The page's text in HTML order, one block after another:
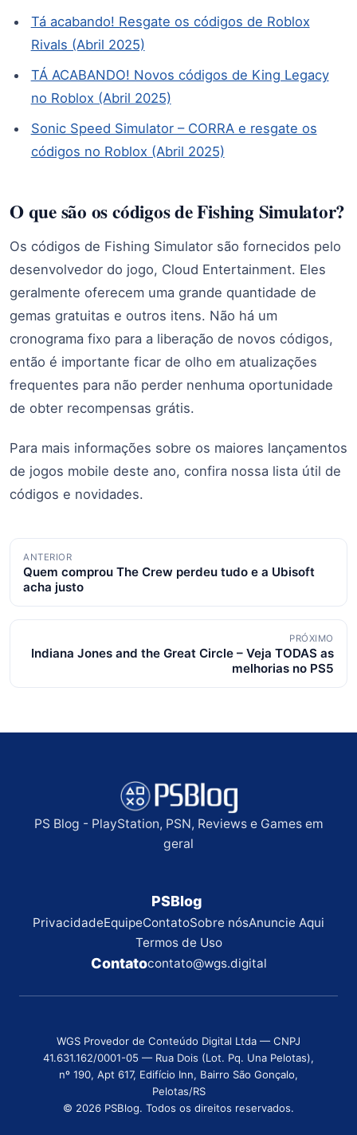
Tá acabando! Resgate os códigos de Roblox
Rivals (Abril 2025)
TÁ ACABANDO! Novos códigos de King Legacy
no Roblox (Abril 2025)
Sonic Speed Simulator – CORRA e resgate os
códigos no Roblox (Abril 2025)
O que são os códigos de Fishing Simulator?
Os códigos de Fishing Simulator são fornecidos pelo
desenvolvedor do jogo, Cloud Entertainment. Eles
geralmente oferecem uma grande quantidade de
gemas gratuitas e outros itens. Não há um
cronograma fixo para a liberação de novos códigos,
então é importante ficar de olho em atualizações
frequentes para não perder nenhuma oportunidade
de obter recompensas grátis.
Para mais informações sobre os maiores lançamentos
de jogos mobile deste ano, confira nossa lista útil de
códigos e novidades.
Navegação
de
posts
ANTERIOR
Quem comprou The Crew perdeu tudo e a Ubisoft
acha justo
PRÓXIMO
Indiana Jones and the Great Circle – Veja TODAS as
melhorias no PS5
PS Blog - PlayStation, PSN, Reviews e Games em
geral
PSBlog
PrivacidadeEquipeContatoSobre nósAnuncie Aqui
Termos de Uso
Contatocontato@wgs.digital
WGS Provedor de Conteúdo Digital Ltda — CNPJ
41.631.162/0001-05 — Rua Dois (Lot. Pq. Una Pelotas),
nº 190, Apt 617, Edifício Inn, Bairro São Gonçalo,
Pelotas/RS
© 2026 PSBlog. Todos os direitos reservados.